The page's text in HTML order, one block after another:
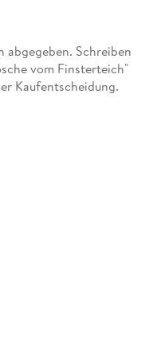
abgegeben. Schreiben
vom Finsterteich"
Kaufentscheidung.